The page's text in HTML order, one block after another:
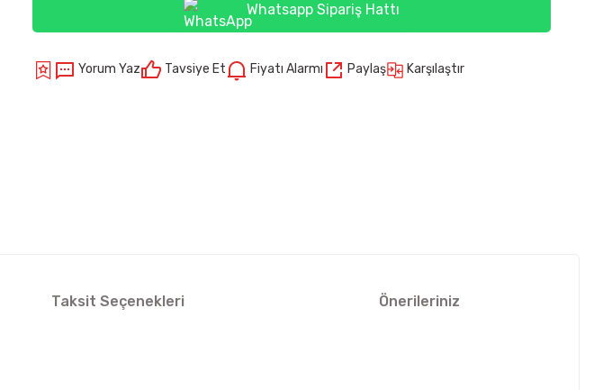
Whatsapp Sipariş Hattı
Yorum Yaz Tavsiye Et Fiyatı Alarmı Paylaş Karşılaştır
Taksit Seçenekleri Önerileriniz